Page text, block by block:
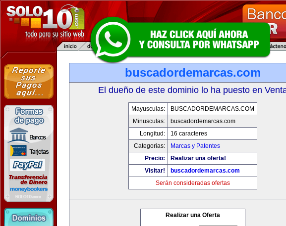
buscadordemarcas.com
El dueño de este dominio lo ha puesto en
Mayusculas:
BUSCADORDEMARCAS.COM
Minusculas:
buscadordemarcas.com
Longitud:
16 caracteres
Categorias:
Marcas y Patentes
Precio:
Realizar una oferta!
Visitar!
buscadordemarcas.com
Serán consideradas ofertas
Realizar una Oferta